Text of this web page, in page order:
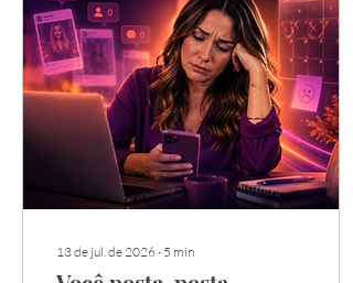
13 de jul. de 2026 ∙ 5 min